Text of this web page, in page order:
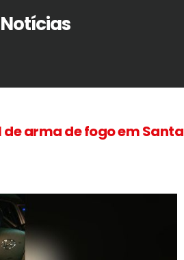
Notícias
arma de fogo em Santa